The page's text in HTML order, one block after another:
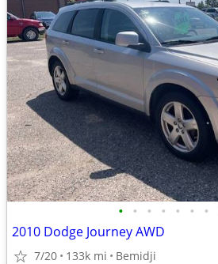
• • • • • • •
2010 Dodge Journey AWD
7/20 133k mi Bemidji